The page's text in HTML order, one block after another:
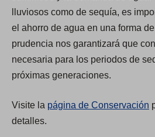
lluviosos como de sequía, es
el ahorro de agua en una forma
prudencia nos garantizará que
necesaria para los periodos de
próximas generaciones.
Visite la página de Conservación
detalles.